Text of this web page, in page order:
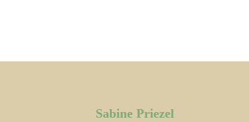
Sabine Priezel